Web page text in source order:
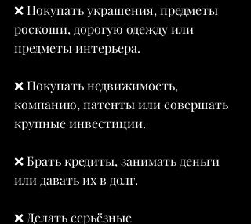
❌ Покупать украшения, предметы
роскоши, дорогую одежду или
предметы интерьера.
❌ Покупать недвижимость,
компанию, патенты или совершать
крупные инвестиции.
❌ Брать кредиты, занимать деньги
или давать их в долг.
❌ Делать серьёзные